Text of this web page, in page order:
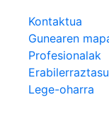
Kontaktua
Gunearen
Profesionalak
Lege-oharra